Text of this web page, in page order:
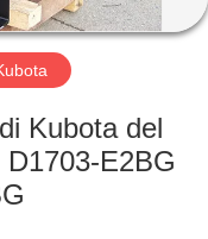
Kubota del
E2BG